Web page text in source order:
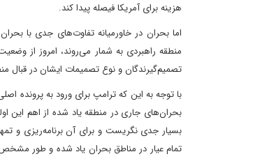
هزینه برای آمریکا فیصله پیدا کند.
اما بحران در خاورمیانه تفاوت‌های جدی با
منطقه راهبردی به شمار می‌روند، امروز از
تصمیم‌گیرندگان و نوع تصمیمات ایشان در قبال
با توجه به این که ترامپ برای ورود به پرونده
بحران‌های جاری در منطقه یاد شده از اهم این
بسیار جدی نگریست و برای آن برنامه‌ریزی و
تمام عیار در مناطق بحران یاد شده و طور مشخص